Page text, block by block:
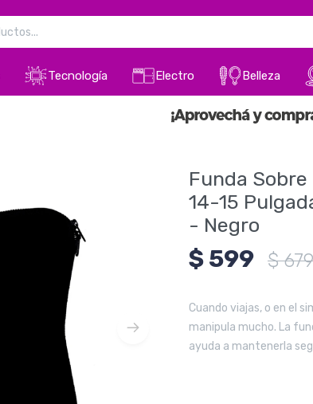
Tecnología Electro Belleza
Funda
14-15
- Negro
$599 $ 679
Cuando viajas, o en el
manipula mucho. La
ayuda a mantenerla